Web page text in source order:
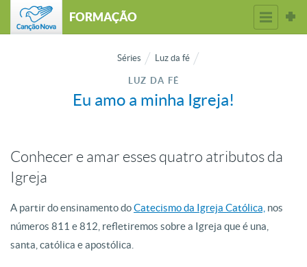
FORMAÇÃO
Séries Luz da fé
LUZ DA FÉ
Eu amo a minha Igreja!
Conhecer e amar esses quatro atributos da
Igreja
A partir do ensinamento doCatecismo da Igreja Católica, nos
números 811 e 812, refletiremos sobre a Igreja que é una,
santa, católica e apostólica.